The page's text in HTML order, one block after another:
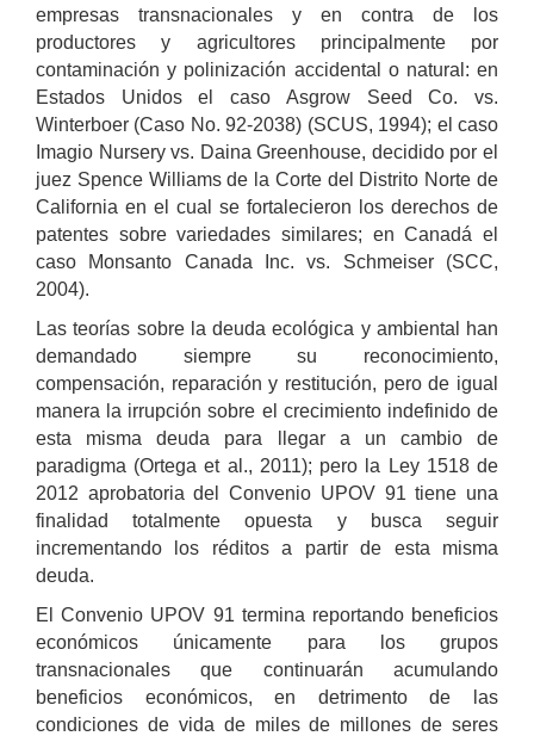
empresas transnacionales y en contra de los
productores y agricultores principalmente por
contaminación y polinización accidental o natural: en
Estados Unidos el caso Asgrow Seed Co. vs.
Winterboer (Caso No. 92-2038) (SCUS, 1994); el caso
Imagio Nursery vs. Daina Greenhouse, decidido por el
juez Spence Williams de la Corte del Distrito Norte de
California en el cual se fortalecieron los derechos de
patentes sobre variedades similares; en Canadá el
caso Monsanto Canada Inc. vs. Schmeiser (SCC,
2004).
Las teorías sobre la deuda ecológica y ambiental han
demandado siempre su reconocimiento,
compensación, reparación y restitución, pero de igual
manera la irrupción sobre el crecimiento indefinido de
esta misma deuda para llegar a un cambio de
paradigma (Ortega et al., 2011); pero la Ley 1518 de
2012 aprobatoria del Convenio UPOV 91 tiene una
finalidad totalmente opuesta y busca seguir
incrementando los réditos a partir de esta misma
deuda.
El Convenio UPOV 91 termina reportando beneficios
económicos únicamente para los grupos
transnacionales que continuarán acumulando
beneficios económicos, en detrimento de las
condiciones de vida de miles de millones de seres